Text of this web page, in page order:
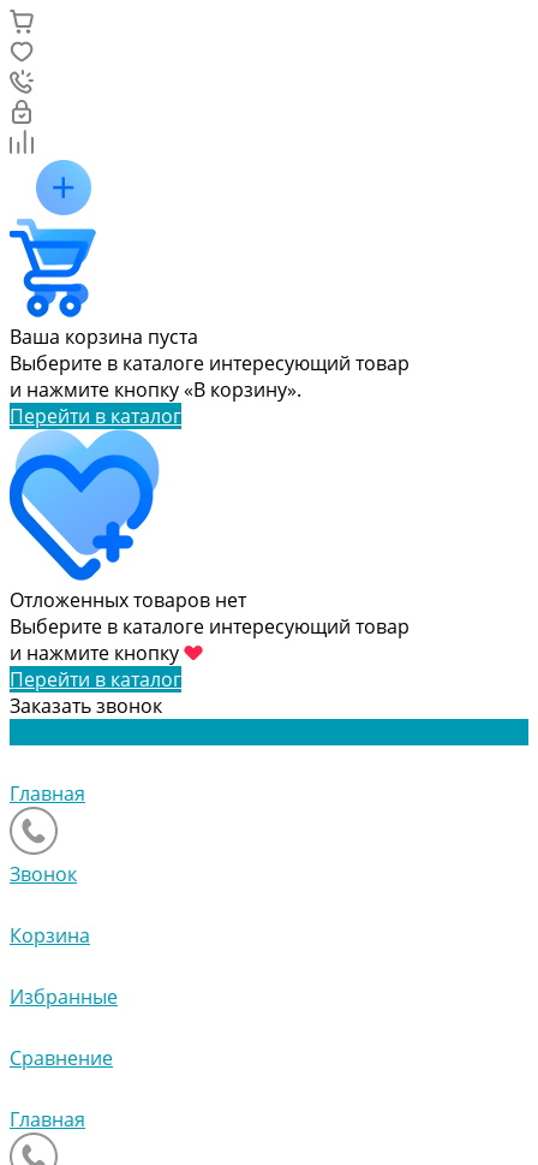
Ваша корзина пуста
Выберите в каталоге интересующий товар
и нажмите кнопку «В корзину».
Перейти в каталог
Отложенных товаров нет
Выберите в каталоге интересующий товар
и нажмите кнопку
Перейти в каталог
Заказать звонок
Главная
Звонок
Корзина
Избранные
Сравнение
Главная